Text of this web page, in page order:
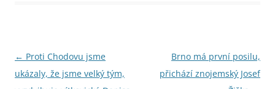
Navigace
pro
← Proti Chodovu jsme
ukázaly, že jsme velký tým,
Brno má první posilu,
přichází znojemský Josef